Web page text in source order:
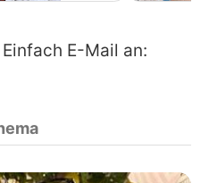
E-Mail an: